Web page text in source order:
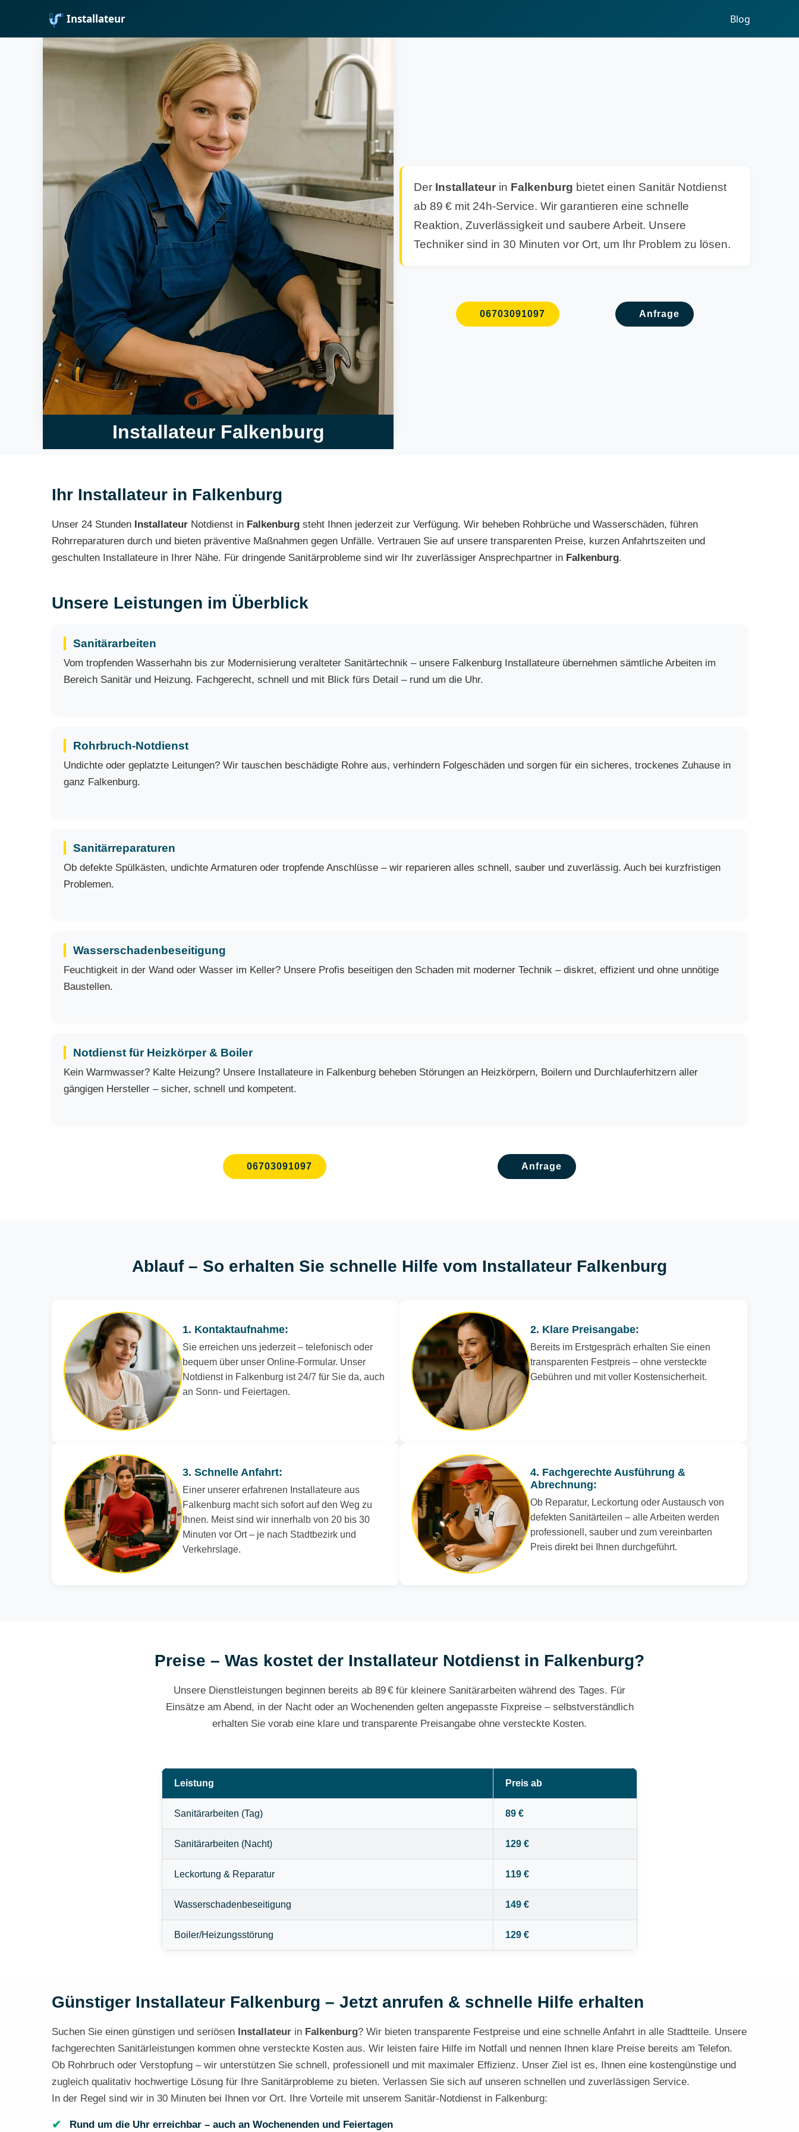
Installateur Blog
Installateur Falkenburg
Der Installateur in Falkenburg bietet einen Sanitär Notdienst
ab 89 € mit 24h-Service. Wir garantieren eine schnelle
Reaktion, Zuverlässigkeit und saubere Arbeit. Unsere
Techniker sind in 30 Minuten vor Ort, um Ihr Problem zu lösen.
06703091097 Anfrage
Ihr Installateur in Falkenburg
Unser 24 Stunden Installateur Notdienst in Falkenburg steht Ihnen jederzeit zur Verfügung. Wir beheben Rohbrüche und Wasserschäden, führen
Rohrreparaturen durch und bieten präventive Maßnahmen gegen Unfälle. Vertrauen Sie auf unsere transparenten Preise, kurzen Anfahrtszeiten und
geschulten Installateure in Ihrer Nähe. Für dringende Sanitärprobleme sind wir Ihr zuverlässiger Ansprechpartner in Falkenburg.
Unsere Leistungen im Überblick
Sanitärarbeiten
Vom tropfenden Wasserhahn bis zur Modernisierung veralteter Sanitärtechnik – unsere Falkenburg Installateure übernehmen sämtliche Arbeiten im
Bereich Sanitär und Heizung. Fachgerecht, schnell und mit Blick fürs Detail – rund um die Uhr.
Rohrbruch-Notdienst
Undichte oder geplatzte Leitungen? Wir tauschen beschädigte Rohre aus, verhindern Folgeschäden und sorgen für ein sicheres, trockenes Zuhause in
ganz Falkenburg.
Sanitärreparaturen
Ob defekte Spülkästen, undichte Armaturen oder tropfende Anschlüsse – wir reparieren alles schnell, sauber und zuverlässig. Auch bei kurzfristigen
Problemen.
Wasserschadenbeseitigung
Feuchtigkeit in der Wand oder Wasser im Keller? Unsere Profis beseitigen den Schaden mit moderner Technik – diskret, effizient und ohne unnötige
Baustellen.
Notdienst für Heizkörper & Boiler
Kein Warmwasser? Kalte Heizung? Unsere Installateure in Falkenburg beheben Störungen an Heizkörpern, Boilern und Durchlauferhitzern aller
gängigen Hersteller – sicher, schnell und kompetent.
06703091097 Anfrage
Ablauf – So erhalten Sie schnelle Hilfe vom Installateur Falkenburg
1. Kontaktaufnahme:
Sie erreichen uns jederzeit – telefonisch oder
bequem über unser Online-Formular. Unser
Notdienst in Falkenburg ist 24/7 für Sie da, auch
an Sonn- und Feiertagen.
2. Klare Preisangabe:
Bereits im Erstgespräch erhalten Sie einen
transparenten Festpreis – ohne versteckte
Gebühren und mit voller Kostensicherheit.
3. Schnelle Anfahrt:
Einer unserer erfahrenen Installateure aus
Falkenburg macht sich sofort auf den Weg zu
Ihnen. Meist sind wir innerhalb von 20 bis 30
Minuten vor Ort – je nach Stadtbezirk und
Verkehrslage.
4. Fachgerechte Ausführung &
Abrechnung:
Ob Reparatur, Leckortung oder Austausch von
defekten Sanitärteilen – alle Arbeiten werden
professionell, sauber und zum vereinbarten
Preis direkt bei Ihnen durchgeführt.
Preise – Was kostet der Installateur Notdienst in Falkenburg?
Unsere Dienstleistungen beginnen bereits ab 89 € für kleinere Sanitärarbeiten während des Tages. Für
Einsätze am Abend, in der Nacht oder an Wochenenden gelten angepasste Fixpreise – selbstverständlich
erhalten Sie vorab eine klare und transparente Preisangabe ohne versteckte Kosten.
Leistung Preis ab
Sanitärarbeiten (Tag) 89 €
Sanitärarbeiten (Nacht) 129 €
Leckortung & Reparatur 119 €
Wasserschadenbeseitigung 149 €
Boiler/Heizungsstörung 129 €
Günstiger Installateur Falkenburg – Jetzt anrufen & schnelle Hilfe erhalten
Suchen Sie einen günstigen und seriösen Installateur in Falkenburg? Wir bieten transparente Festpreise und eine schnelle Anfahrt in alle Stadtteile. Unsere
fachgerechten Sanitärleistungen kommen ohne versteckte Kosten aus. Wir leisten faire Hilfe im Notfall und nennen Ihnen klare Preise bereits am Telefon.
Ob Rohrbruch oder Verstopfung – wir unterstützen Sie schnell, professionell und mit maximaler Effizienz. Unser Ziel ist es, Ihnen eine kostengünstige und
zugleich qualitativ hochwertige Lösung für Ihre Sanitärprobleme zu bieten. Verlassen Sie sich auf unseren schnellen und zuverlässigen Service.
In der Regel sind wir in 30 Minuten bei Ihnen vor Ort. Ihre Vorteile mit unserem Sanitär-Notdienst in Falkenburg:
Rund um die Uhr erreichbar – auch an Wochenenden und Feiertagen